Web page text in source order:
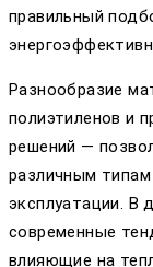
правильный
Разнообразие
полиэтиленов и
решений —
различным
эксплуатации. В
современные
влияющие на